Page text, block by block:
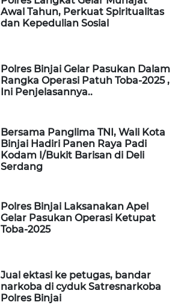
Awal Tahun, Perkuat Spiritualitas
dan Kepedulian Sosial
Polres Binjai Gelar Pasukan Dalam
Rangka Operasi Patuh Toba-2025 ,
Ini Penjelasannya..
Bersama Panglima TNI, Wali Kota
Binjai Hadiri Panen Raya Padi
Kodam I/Bukit Barisan di Deli
Serdang
Polres Binjai Laksanakan Apel
Gelar Pasukan Operasi Ketupat
Toba-2025
Jual ektasi ke petugas, bandar
narkoba di cyduk Satresnarkoba
Polres Binjai